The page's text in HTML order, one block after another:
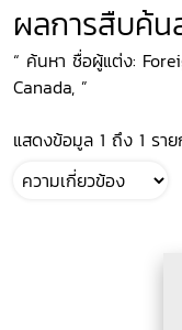
ผลการสืบค้น
“ ค้นหา ชื่อผู้แต่ง:
Canada, ”
แสดงข้อมูล 1 ถึง 1 รา